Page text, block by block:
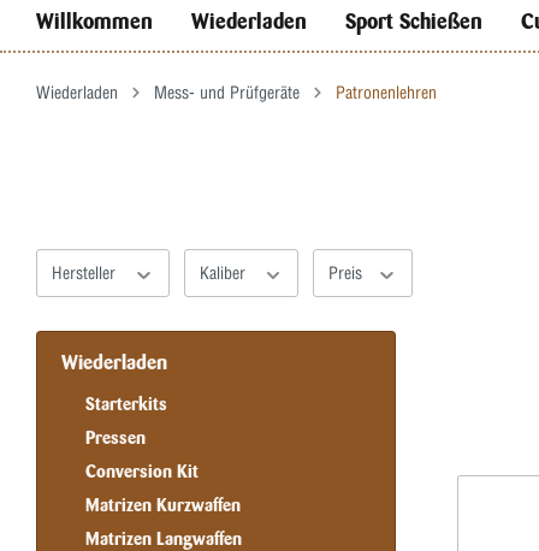
Willkommen Wiederladen Sport Schießen
Wiederladen Mess- und Prüfgeräte Patronenlehren
Hersteller Kaliber Preis
Wiederladen
Starterkits
Pressen
Conversion Kit
Matrizen Kurzwaffen
Matrizen Langwaffen